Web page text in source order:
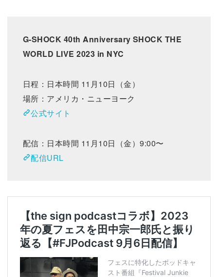
G-SHOCK 40th Anniversary SHOCK THE
WORLD LIVE 2023 in NYC
日程：日本時間 11月10日（金）
場所：アメリカ・ニューヨーク
公式サイト
配信：日本時間 11月10日（金）9:00〜
配信URL